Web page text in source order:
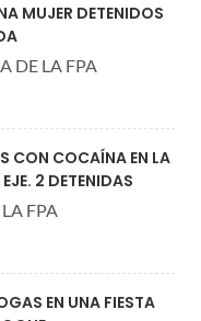
MUJER DETENIDOS
DE LA FPA
CON COCAÍNA EN LA
2 DETENIDAS
FPA
EN UNA FIESTA